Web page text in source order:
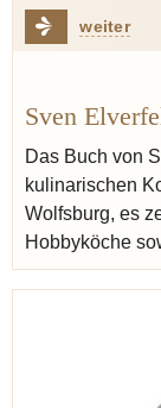
weiter
Sven
Das Buch von
kulinarischen
Wolfsburg, es
Hobbyköche